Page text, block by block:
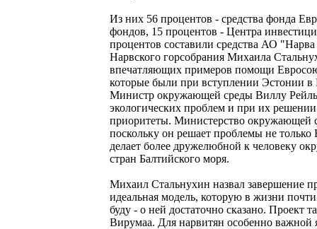
Из них 56 процентов - средства фонда
фондов, 15 процентов - Центра
процентов составили средства АО
Нарвского горсобрания Михаила
впечатляющих примеров помощи
которые были при вступлении Эстонии
Министр окружающей среды Виллу
экологических проблем и при их
приоритеты. Министерство окружающей
поскольку он решает проблемы не
делает более дружелюбной к человеку
стран Балтийского моря.
Михаил Стальнухин назвал завершение
идеальная модель, которую в жизни
буду - о ней достаточно сказано. Проект
Вирумаа. Для нарвитян особенно важной